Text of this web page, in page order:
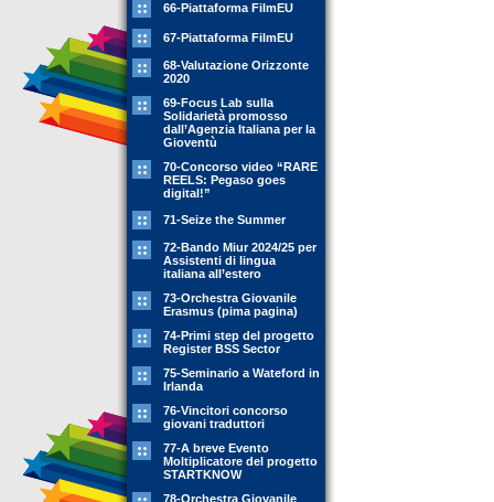
66-Piattaforma FilmEU
67-Piattaforma FilmEU
68-Valutazione Orizzonte
2020
69-Focus Lab sulla
Solidarietà promosso
dall’Agenzia Italiana per la
Gioventù
70-Concorso video “RARE
REELS: Pegaso goes
digital!”
71-Seize the Summer
72-Bando Miur 2024/25 per
Assistenti di lingua
italiana all’estero
73-Orchestra Giovanile
Erasmus (pima pagina)
74-Primi step del progetto
Register BSS Sector
75-Seminario a Wateford in
Irlanda
76-Vincitori concorso
giovani traduttori
77-A breve Evento
Moltiplicatore del progetto
STARTKNOW
78-Orchestra Giovanile